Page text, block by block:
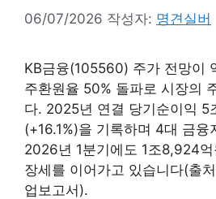
06/07/2026 작성자: 명견실버
KB금융(105560) 주가 전망이
주환원율 50% 돌파로 시장의
다. 2025년 연결 당기순이익 5
(+16.1%)을 기록하며 4대 금융
2026년 1분기에도 1조8,924억
장세를 이어가고 있습니다(출
업보고서).